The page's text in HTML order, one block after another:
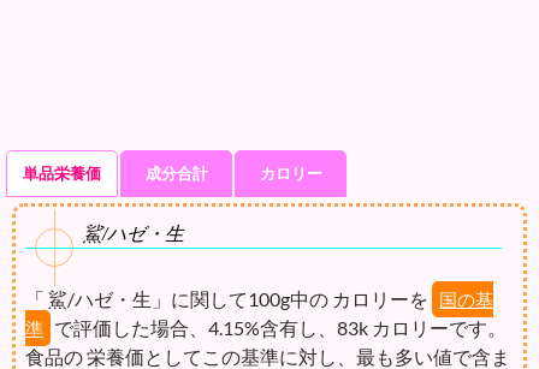
単品栄養価 成分合計 カロリー
鯊/ハゼ・生
「 鯊/ハゼ・生」に関して100g中の カロリーを
国の基
準 で評価した場合、4.15%含有し、83k カロリーです。
食品の 栄養価としてこの基準に対し、最も多い値で含ま